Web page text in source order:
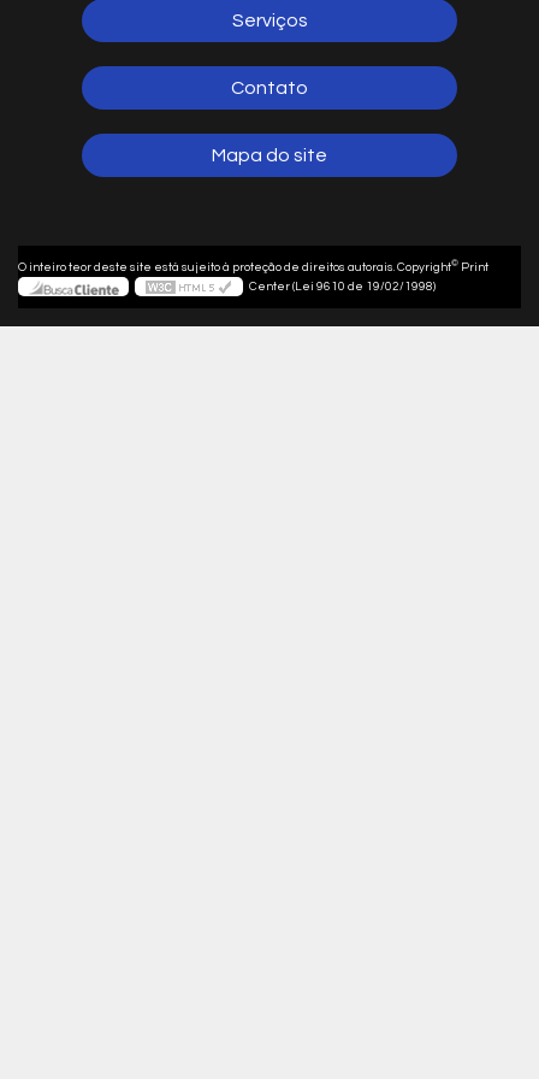
Serviços
Contato
Mapa do site
O inteiro teor deste site está sujeito à proteção de direitos autorais. Copyright© Print
Center (Lei 9610 de 19/02/1998)